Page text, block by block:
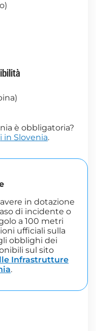
è obbligatoria?
in Slovenia.
in dotazione
di incidente o
a 100 metri
ufficiali sulla
obblighi dei
sul sito
Infrastrutture
.